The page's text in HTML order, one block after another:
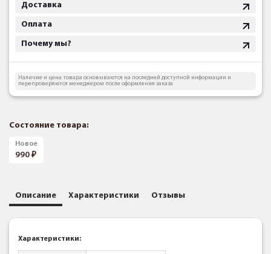
Доставка
Оплата
Почему мы?
Наличие и цена товара основываются на последней доступной информации и
перепроверяются менеджером после оформления заказа
Состояние товара:
Новое
990
Описание Характеристики Отзывы
Характеристики: